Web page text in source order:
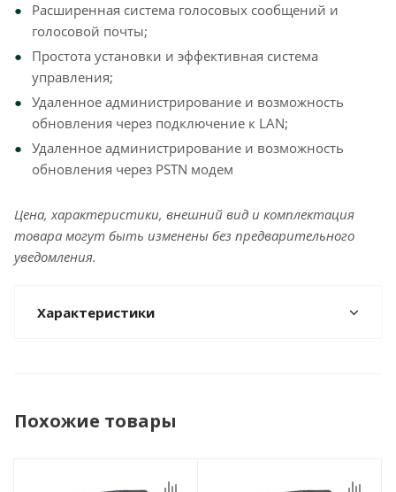
Расширенная система голосовых сообщений и
голосовой почты;
Простота установки и эффективная система
управления;
Удаленное администрирование и возможность
обновления через подключение к LAN;
Удаленное администрирование и возможность
обновления через PSTN модем
Цена, характеристики, внешний вид и комплектация
товара могут быть изменены без предварительного
уведомления.
Характеристики
Похожие товары